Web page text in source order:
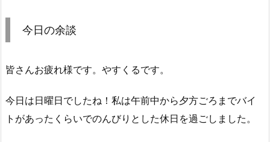
今日の余談
皆さんお疲れ様です。やすくるです。
今日は日曜日でしたね！私は午前中から夕方ごろまでバイ
トがあったくらいでのんびりとした休日を過ごしました。